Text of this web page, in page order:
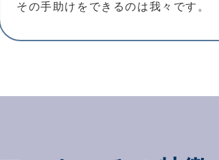
その手助けをできるのは我々です。